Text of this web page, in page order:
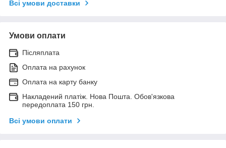
Всі умови доставки
Умови оплати
Післяплата
Оплата на рахунок
Оплата на карту банку
Накладений платіж. Нова Пошта. Обов'язкова
передоплата 150 грн.
Всі умови оплати